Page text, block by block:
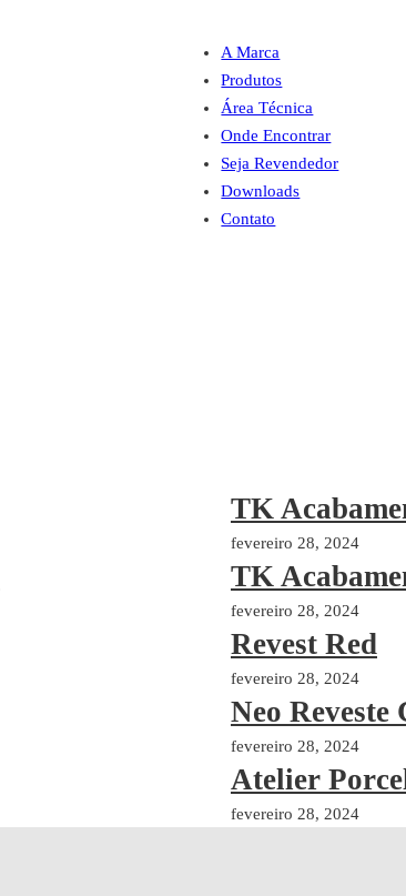
A Marca
Produtos
Área Técnica
Onde Encontrar
Seja Revendedor
Downloads
Contato
TK
fevereiro 28, 2024
TK
fevereiro 28, 2024
Revest Red
fevereiro 28, 2024
Neo Reveste
fevereiro 28, 2024
Atelier
fevereiro 28, 2024